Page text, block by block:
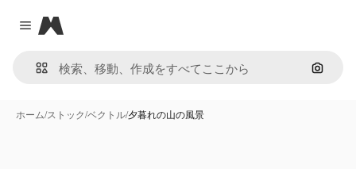
Close menu
Magnific
画像で
ホーム/ストック/ベクトル/夕暮れの山の風景